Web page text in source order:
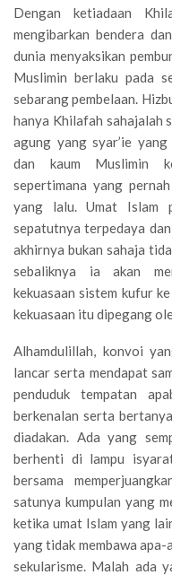
Dengan ketiadaan
mengibarkan bendera
dunia menyaksikan
Muslimin berlaku pada
sebarang pembelaan.
hanya Khilafah
agung yang syar’ie yang
dan kaum Muslimin
sepertimana yang
yang lalu. Umat Islam
sepatutnya terpedaya
akhirnya bukan sahaja
sebaliknya ia akan
kekuasaan sistem kufur
kekuasaan itu dipegang
Alhamdulillah, konvoi
lancar serta mendapat
penduduk tempatan
berkenalan serta
diadakan. Ada yang
berhenti di lampu
bersama
satunya kumpulan yang
ketika umat Islam yang
yang tidak membawa apa-
sekularisme. Malah ada